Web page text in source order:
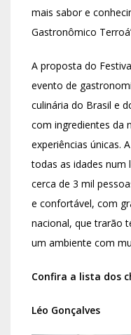
mais sabor e
Gastronômico
A proposta do
evento de
culinária do Brasil e
com ingredientes da
experiências únicas.
todas as idades
cerca de 3 mil
e confortável, com
nacional, que trarão
um ambiente com
Confira a lista dos
Léo Gonçalves